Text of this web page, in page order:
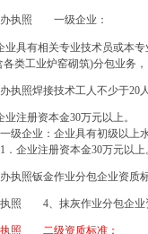
代
论
司-
电
办执照 一级企业：
具有相关专业技术员或本专
各类工业炉窑砌筑)分包业务
执照焊接技术工人不少于20
注册资本金30万元以上。
企业：企业具有初级以上
业注册资本金30万元以
执照钣金作业分包企业资
执照 4、 抹灰作业分包
执照 二级资质标准：